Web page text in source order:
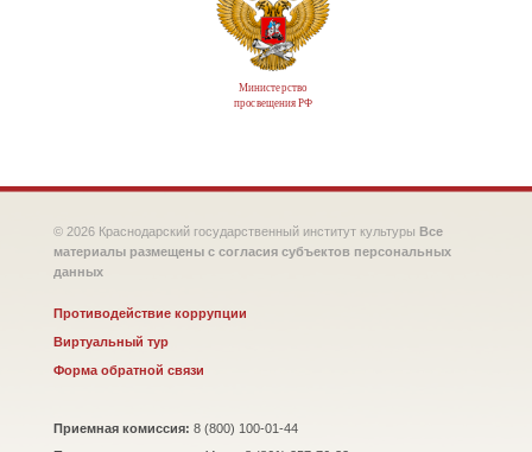
Министерство
просвещения РФ
© 2026 Краснодарский государственный институт культуры Все
материалы размещены с согласия субъектов персональных
данных
Противодействие коррупции
Виртуальный тур
Форма обратной связи
Приемная комиссия: 8 (800) 100-01-44